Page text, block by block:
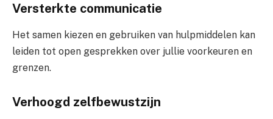
Versterkte communicatie
Het samen kiezen en gebruiken van hulpmiddelen kan
leiden tot open gesprekken over jullie voorkeuren en
grenzen.
Verhoogd zelfbewustzijn